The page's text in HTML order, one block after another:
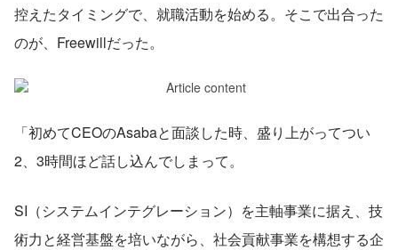
控えたタイミングで、就職活動を始める。そこで出合った
のが、Freewillだった。
「初めてCEOのAsabaと面談した時、盛り上がってつい
2、3時間ほど話し込んでしまって。
SI（システムインテグレーション）を主軸事業に据え、技
術力と経営基盤を培いながら、社会貢献事業を構想する企